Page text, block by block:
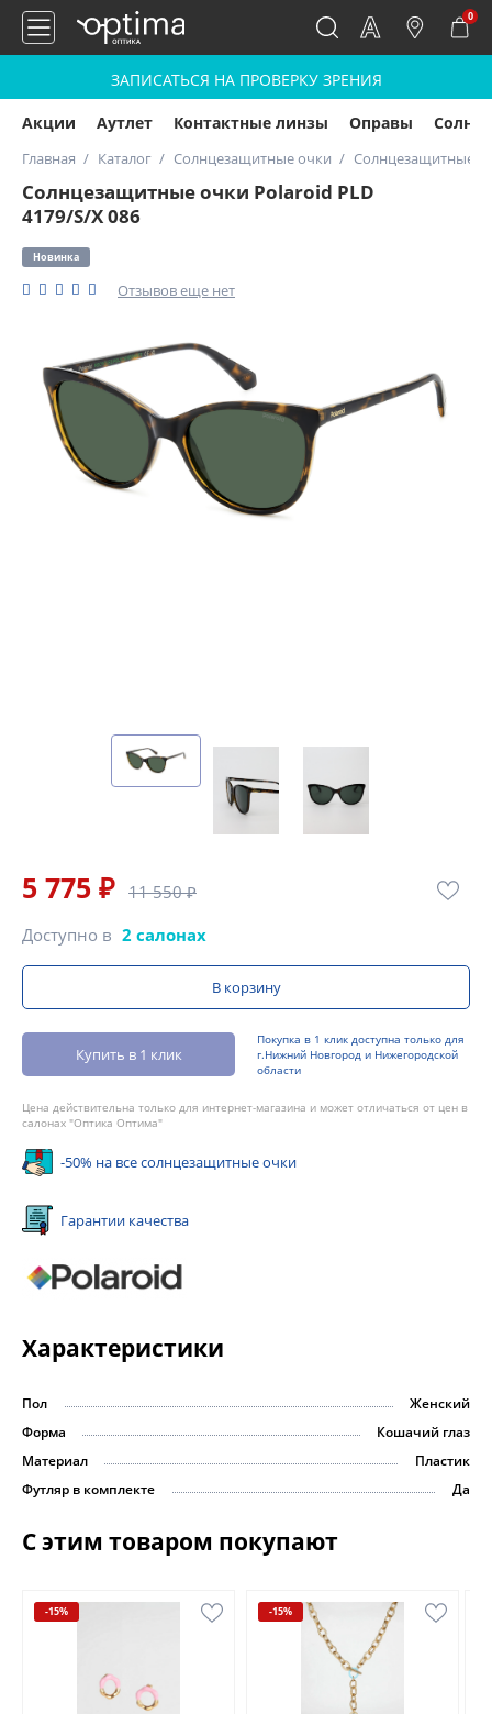
0
ЗАПИСАТЬСЯ НА ПРОВЕРКУ ЗРЕНИЯ
Акции Аутлет Контактные линзы Оправы
Главная Каталог Солнцезащитные очки Солнцезащитные
Солнцезащитные очки Polaroid PLD
4179/S/X 086
Новинка
Отзывов еще нет
5 775 ₽ 11 550 ₽
Доступно в 2 салонах
В корзину
Купить в 1 клик
Покупка в 1 клик доступна только для
г.Нижний Новгород и Нижегородской
области
Цена действительна только для интернет-магазина и может отличаться от цен в
салонах "Оптика Оптима"
-50% на все солнцезащитные очки
Гарантии качества
Характеристики
Пол
Женский
Форма
Кошачий глаз
Материал
Пластик
Футляр в комплекте
Да
С этим товаром покупают
-15% -15%